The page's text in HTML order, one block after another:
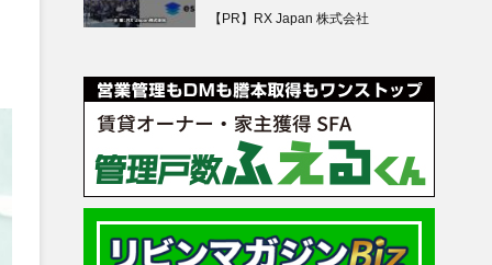
【PR】RX Japan 株式会社